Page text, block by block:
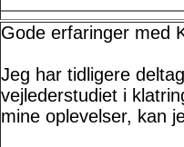
Gode erfaringer med
Jeg har tidligere
vejlederstudiet i
mine oplevelser, kan